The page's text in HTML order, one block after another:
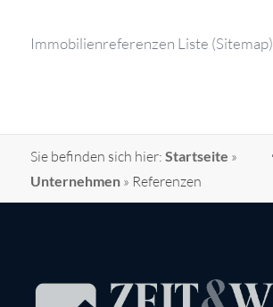
Immobilienreferenzen Liste (Sitemap)
Sie befinden sich hier: Startseite »
Unternehmen» Referenzen